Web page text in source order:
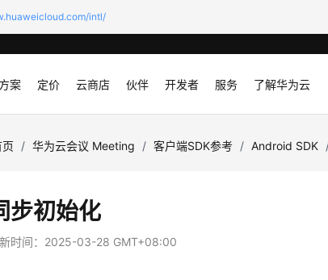
intl/
案 定价 云商店 伙伴 开发者 服务 了解华为云
/ 华为云会议 Meeting / 客户端SDK参考 / Android SDK
步初始化
时间： 2025-03-28 GMT+08:00